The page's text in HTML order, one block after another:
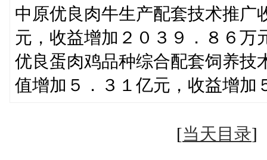
中原优良肉牛生产配套技术推广
元，收益增加２０３９．８６万
优良蛋肉鸡品种综合配套饲养技
值增加５．３１亿元，收益增加
[当天目录